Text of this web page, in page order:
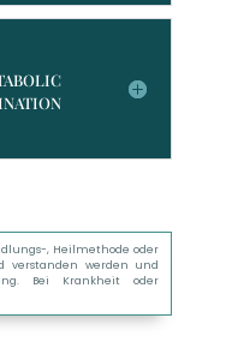
, Heilmethode oder
verstanden werden und
Bei Krankheit oder